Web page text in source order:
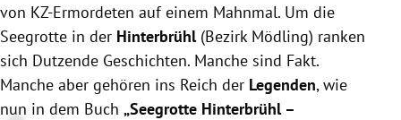
von KZ-Ermordeten auf einem Mahnmal. Um die
Seegrotte in der Hinterbrühl (Bezirk Mödling) ranken
sich Dutzende Geschichten. Manche sind Fakt.
Manche aber gehören ins Reich der Legenden, wie
nun in dem Buch „Seegrotte Hinterbrühl –